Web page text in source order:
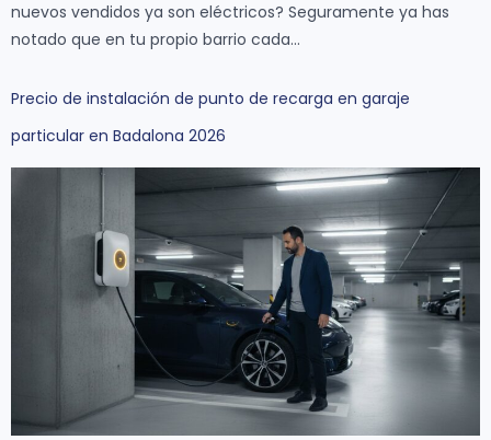
nuevos vendidos ya son eléctricos? Seguramente ya has
notado que en tu propio barrio cada…
Precio de instalación de punto de recarga en garaje
particular en Badalona 2026